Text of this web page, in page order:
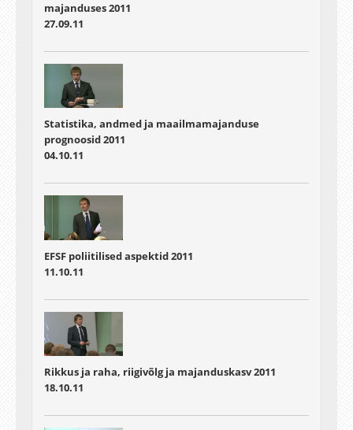
majanduses 2011
27.09.11
Statistika, andmed ja maailmamajanduse
prognoosid 2011
04.10.11
EFSF poliitilised aspektid 2011
11.10.11
Rikkus ja raha, riigivõlg ja majanduskasv 2011
18.10.11